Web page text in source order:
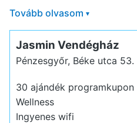
Tovább olvasom ▾
Jasmin Vendégház
Pénzesgyőr, Béke utca 53.
30 ajándék programkupon
Wellness
Ingyenes wifi